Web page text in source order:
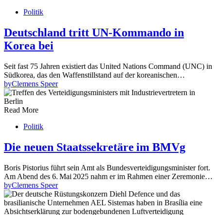
Politik
Deutschland tritt UN-Kommando in
Korea bei
Seit fast 75 Jahren existiert das United Nations Command (UNC) in
Südkorea, das den Waffenstillstand auf der koreanischen…
byClemens Speer
Read More
Politik
Die neuen Staatssekretäre im BMVg
Boris Pistorius führt sein Amt als Bundesverteidigungsminister fort.
Am Abend des 6. Mai 2025 nahm er im Rahmen einer Zeremonie…
byClemens Speer